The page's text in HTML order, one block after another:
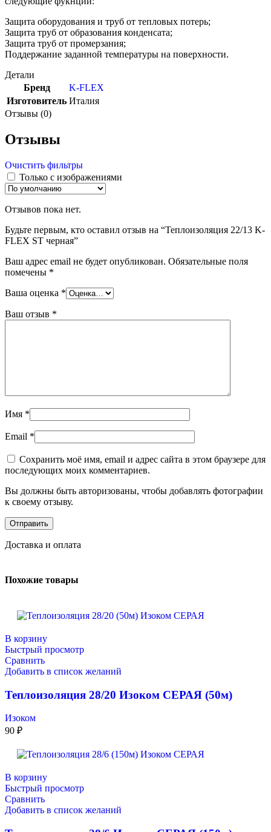
Защита оборудования и труб от тепловых потерь;
Защита труб от образования конденсата;
Защита труб от промерзания;
Поддержание заданной температуры на поверхности.
Детали
Бренд
K-FLEX
Изготовитель Италия
Отзывы (0)
Отзывы
Очистить фильтры
Только с изображениями
Отзывов пока нет.
Будьте первым, кто оставил отзыв на “Теплоизоляция 22/13 K-
FLEX ST черная”
Ваш адрес email не будет опубликован. Обязательные поля
помечены *
Ваша оценка *
Ваш отзыв *
Имя *
Email *
Сохранить моё имя, email и адрес сайта в этом браузере для
последующих моих комментариев.
Вы должны быть авторизованы, чтобы добавлять фотографии
к своему отзыву.
Доставка и оплата
Похожие товары
В корзину
Быстрый просмотр
Сравнить
Добавить в список желаний
Теплоизоляция 28/20 Изоком СЕРАЯ (50м)
Изоком
90 ₽
В корзину
Быстрый просмотр
Сравнить
Добавить в список желаний